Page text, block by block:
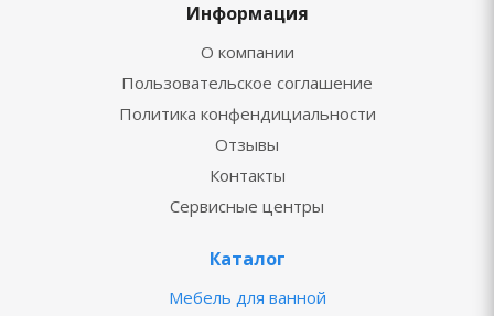
Информация
О компании
Пользовательское соглашение
Политика конфендициальности
Отзывы
Контакты
Сервисные центры
Каталог
Мебель для ванной